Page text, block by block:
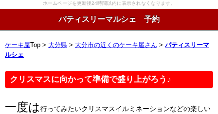
ホームページを更新後24時間以内に表示されなくなります。
パティスリーマルシェ 予約
ケーキ屋 Top > 大分県 > 大分市の近くのケーキ屋さん > パティスリーマ
ルシェ
クリスマスに向かって準備で盛り上がろう♪
一度は行ってみたいクリスマスイルミネーションなどの楽しい